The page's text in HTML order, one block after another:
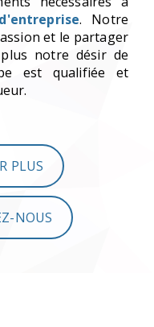
. Notre
et le partager
notre désir de
est qualifiée et
PLUS
NOUS